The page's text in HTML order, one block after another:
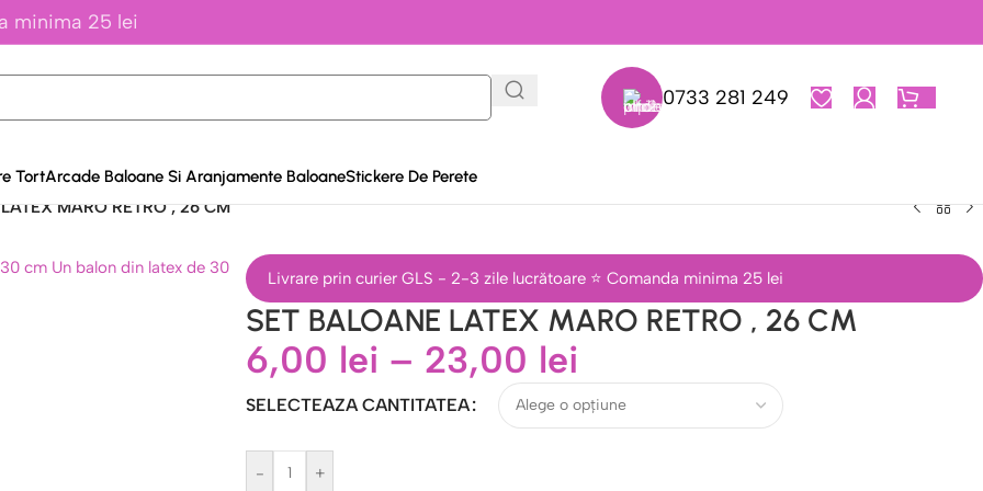
minima 25 lei
0733 281 249
TortArcade Baloane Si Aranjamente BaloaneStickere De Perete
MARO RETRO , 26 CM
Livrare prin curier GLS - 2-3 zile lucrătoare ⭐ Comanda minima 25 lei
SET BALOANE LATEX MARO RETRO , 26 CM
6,00 lei – 23,00 lei
SELECTEAZA CANTITATEA
- +